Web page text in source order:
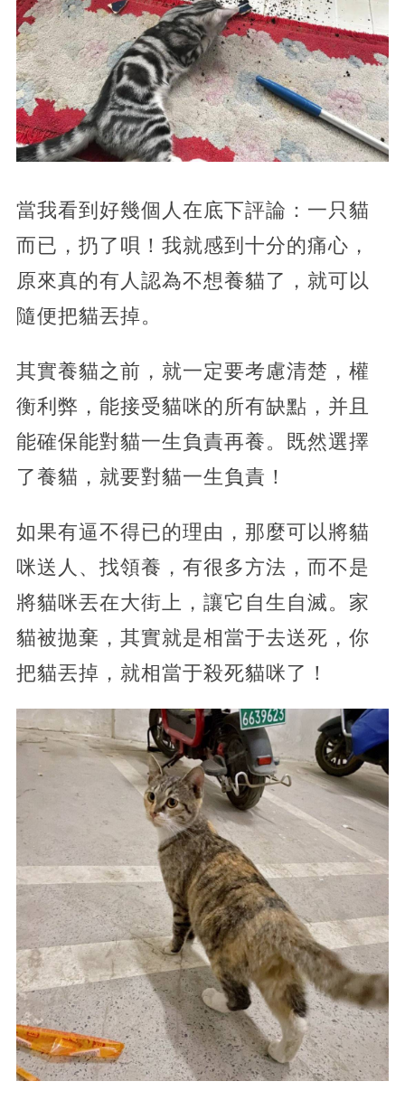
當我看到好幾個人在底下評論：一只貓
而已，扔了唄！我就感到十分的痛心，
原來真的有人認為不想養貓了，就可以
隨便把貓丟掉。
其實養貓之前，就一定要考慮清楚，權
衡利弊，能接受貓咪的所有缺點，并且
能確保能對貓一生負責再養。既然選擇
了養貓，就要對貓一生負責！
如果有逼不得已的理由，那麼可以將貓
咪送人、找領養，有很多方法，而不是
將貓咪丟在大街上，讓它自生自滅。家
貓被拋棄，其實就是相當于去送死，你
把貓丟掉，就相當于殺死貓咪了！